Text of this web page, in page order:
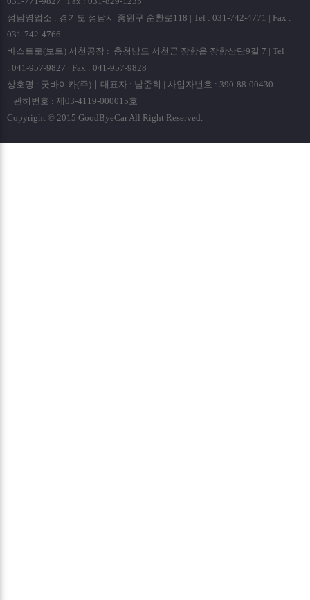
성남영업소 : 경기도 성남시 중원구 순환로118 | Tel : 031-742-4771 | Fax :
031-742-4766
바스트로(보트) 서천공장 : 충청남도 서천군 장항읍 장항산단9길 7 | Tel
: 041-957-9827 | Fax : 041-957-9828
상호명 : 굿바이카(주)｜대표자 : 남준희 | 사업자번호 : 390-88-00430
| 관허번호 : 제03-4119-000015호
Copyright © 2015 GoodByeCar All Right Reserved.